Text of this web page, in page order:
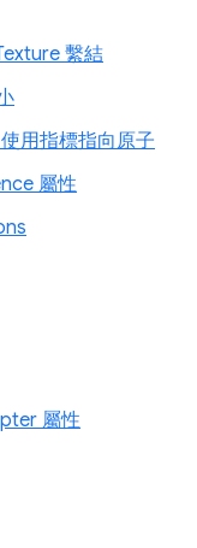
繫結
用指標指向原子
屬性
屬性